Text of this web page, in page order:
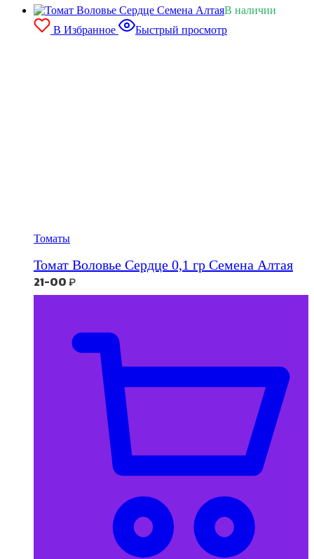
В наличии
В Избранное
Быстрый просмотр
Томаты
Томат Воловье Сердце 0,1 гр Семена Алтая
21-00₽